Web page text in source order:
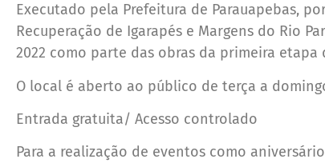
Executado pela Prefeitura de Parauapebas,
Recuperação de Igarapés e Margens do Rio
2022 como parte das obras da primeira
O local é aberto ao público de terça a
Entrada gratuita/ Acesso controlado
Para a realização de eventos como